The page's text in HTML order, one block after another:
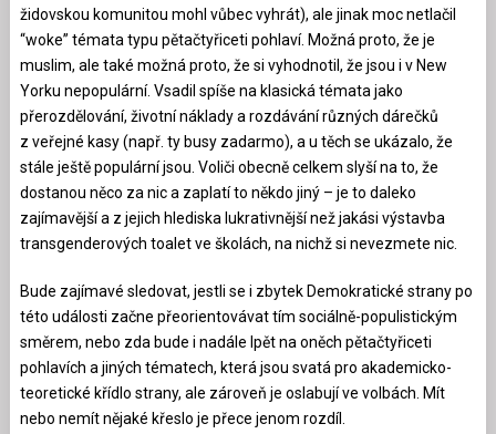
židovskou komunitou mohl vůbec vyhrát), ale jinak moc netlačil
“woke” témata typu pětačtyřiceti pohlaví. Možná proto, že je
muslim, ale také možná proto, že si vyhodnotil, že jsou i v New
Yorku nepopulární. Vsadil spíše na klasická témata jako
přerozdělování, životní náklady a rozdávání různých dárečků
z veřejné kasy (např. ty busy zadarmo), a u těch se ukázalo, že
stále ještě populární jsou. Voliči obecně celkem slyší na to, že
dostanou něco za nic a zaplatí to někdo jiný – je to daleko
zajímavější a z jejich hlediska lukrativnější než jakási výstavba
transgenderových toalet ve školách, na nichž si nevezmete nic.
Bude zajímavé sledovat, jestli se i zbytek Demokratické strany po
této události začne přeorientovávat tím sociálně-populistickým
směrem, nebo zda bude i nadále lpět na oněch pětačtyřiceti
pohlavích a jiných tématech, která jsou svatá pro akademicko-
teoretické křídlo strany, ale zároveň je oslabují ve volbách. Mít
nebo nemít nějaké křeslo je přece jenom rozdíl.